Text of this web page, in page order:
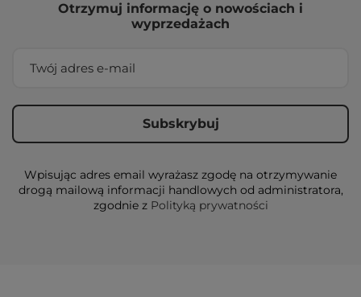
Otrzymuj informację o nowościach i
wyprzedażach
Wpisując adres email wyrażasz zgodę na otrzymywanie
drogą mailową informacji handlowych od administratora,
zgodnie z Polityką prywatności